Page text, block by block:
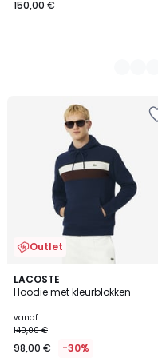
150,00 €
Outlet
LACOSTE
Hoodie met kleurblokken
vanaf
140,00 €
98,00 € -30%
2
Kleuren